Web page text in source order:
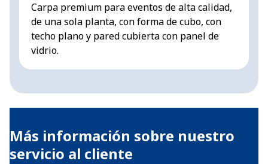
Carpa premium para eventos de alta calidad,
de una sola planta, con forma de cubo, con
techo plano y pared cubierta con panel de
vidrio.
Más información sobre nuestro
servicio al cliente